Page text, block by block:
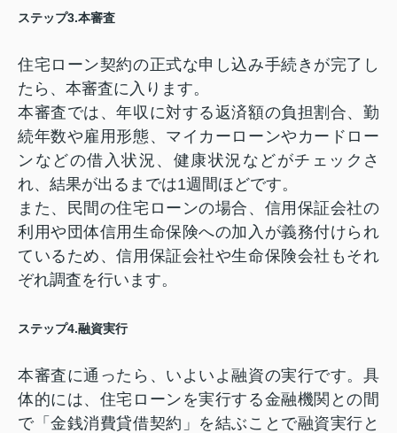
ステップ3.本審査
住宅ローン契約の正式な申し込み手続きが完了し
たら、本審査に入ります。
本審査では、年収に対する返済額の負担割合、勤
続年数や雇用形態、マイカーローンやカードロー
ンなどの借入状況、健康状況などがチェックさ
れ、結果が出るまでは1週間ほどです。
また、民間の住宅ローンの場合、信用保証会社の
利用や団体信用生命保険への加入が義務付けられ
ているため、信用保証会社や生命保険会社もそれ
ぞれ調査を行います。
ステップ4.融資実行
本審査に通ったら、いよいよ融資の実行です。具
体的には、住宅ローンを実行する金融機関との間
で「金銭消費貸借契約」を結ぶことで融資実行と